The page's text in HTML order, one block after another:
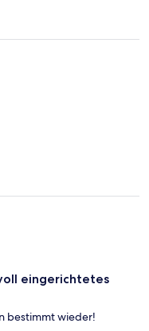
eingerichtetes
bestimmt wieder!